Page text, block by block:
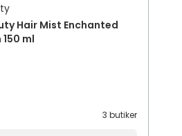
Hair Mist Enchanted
ml
3 butiker